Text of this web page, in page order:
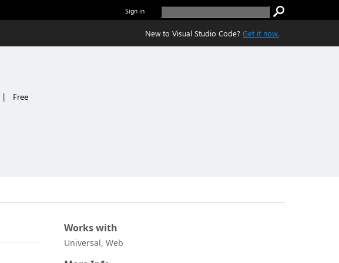
Sign in
New to Visual Studio Code? Get it now.
| Free
Works with
Universal, Web